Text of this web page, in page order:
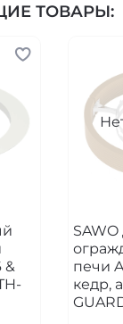
ТОВАРЫ:
&
печи
кедр,